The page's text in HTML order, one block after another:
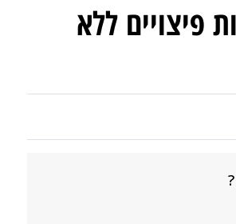
פיצויים ללא